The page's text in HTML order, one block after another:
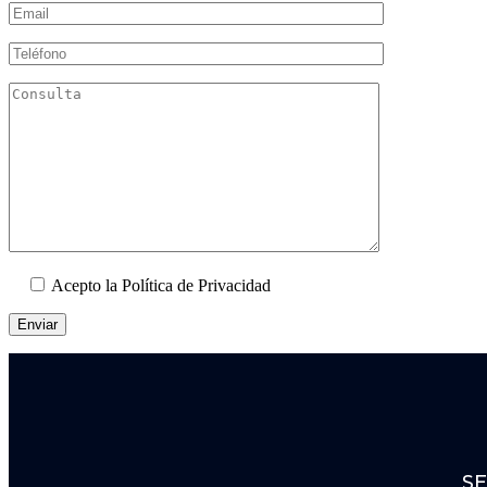
Acepto la Política de Privacidad